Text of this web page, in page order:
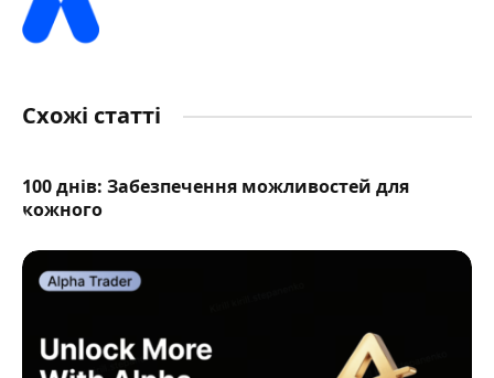
Схожі статті
100 днів: Забезпечення можливостей для
кожного